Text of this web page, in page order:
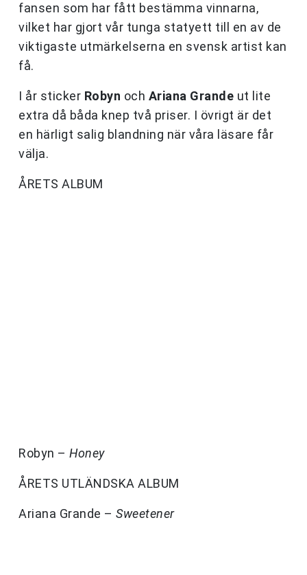
fansen som har fått bestämma vinnarna,
vilket har gjort vår tunga statyett till en av de
viktigaste utmärkelserna en svensk artist kan
få.
I år sticker Robyn och Ariana Grande ut lite
extra då båda knep två priser. I övrigt är det
en härligt salig blandning när våra läsare får
välja.
ÅRETS ALBUM
Robyn – Honey
ÅRETS UTLÄNDSKA ALBUM
Ariana Grande – Sweetener